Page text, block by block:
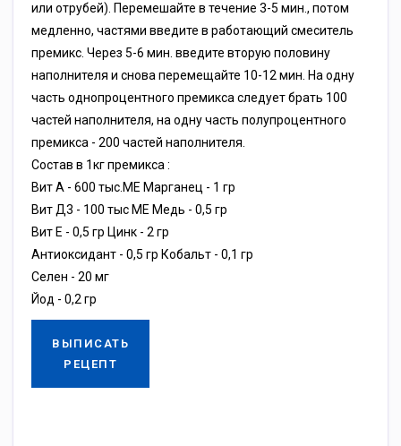
или отрубей). Перемешайте в течение 3-5 мин., потом
медленно, частями введите в работающий смеситель
премикс. Через 5-6 мин. введите вторую половину
наполнителя и снова перемещайте 10-12 мин. На одну
часть однопроцентного премикса следует брать 100
частей наполнителя, на одну часть полупроцентного
премикса - 200 частей наполнителя.
Состав в 1кг премикса :
Вит А - 600 тыс.МЕ Марганец - 1 гр
Вит Д3 - 100 тыс МЕ Медь - 0,5 гр
Вит Е - 0,5 гр Цинк - 2 гр
Антиоксидант - 0,5 гр Кобальт - 0,1 гр
Селен - 20 мг
Йод - 0,2 гр
ВЫПИСАТЬ
РЕЦЕПТ